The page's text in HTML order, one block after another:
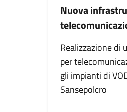
Nuova
Realizzazione
per
gli impianti di
Sansepolcro